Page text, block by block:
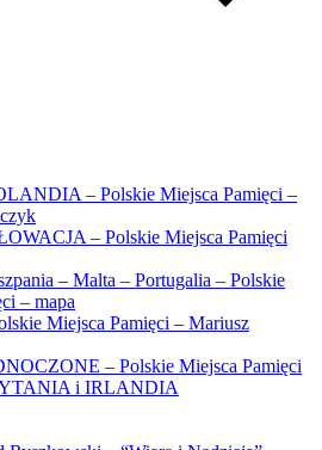
– Polskie Miejsca Pamięci –
– Polskie Miejsca Pamięci
– Malta – Portugalia – Polskie
– mapa
Miejsca Pamięci – Mariusz
– Polskie Miejsca Pamięci
i IRLANDIA